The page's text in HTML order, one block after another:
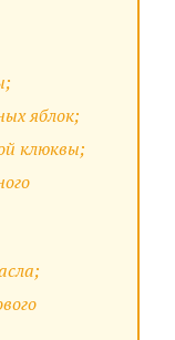
яблок;
клюквы;